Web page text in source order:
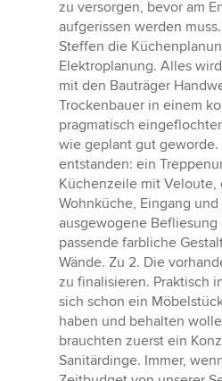
zu versorgen, bevor am
aufgerissen werden
Steffen die
Elektroplanung. Alles
mit den Bauträger
Trockenbauer in einem
pragmatisch
wie geplant gut geworde.
entstanden: ein
Küchenzeile mit
Wohnküche, Eingang und
ausgewogene
passende farbliche
Wände. Zu 2. Die
zu finalisieren. Praktisch
sich schon ein
haben und behalten
brauchten zuerst ein
Sanitärdinge. Immer,